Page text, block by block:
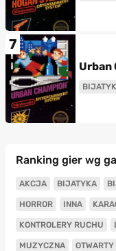
7
Urban
Ranking gier wg
AKCJA BIJATYKA
HORROR INNA
KONTROLERY RUCHU
MUZYCZNA OTWARTY